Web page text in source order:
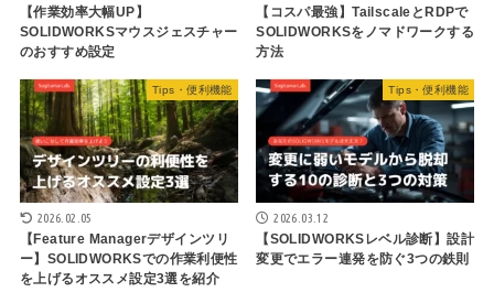
【作業効率大幅UP】
SOLIDWORKSマウスジェスチャー
のおすすめ設定
【コスパ最強】TailscaleとRDPで
SOLIDWORKSをノマドワークする
方法
Tips・便利機能
2026.02.05
【Feature Managerデザインツリ
ー】SOLIDWORKSでの作業利便性
を上げるオススメ設定3選を紹介
Tips・便利機能
2026.03.12
【SOLIDWORKSレベル診断】設計
変更でエラー連発を防ぐ3つの鉄則